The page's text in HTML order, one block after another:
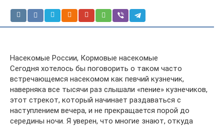
Насекомые России, Кормовые насекомые
Сегодня хотелось бы поговорить о таком часто
встречающемся насекомом как певчий кузнечик,
наверняка все тысячи раз слышали «пение» кузнечиков,
этот стрекот, который начинает раздаваться с
наступлением вечера, и не прекращается порой до
середины ночи. Я уверен, что многие знают, откуда